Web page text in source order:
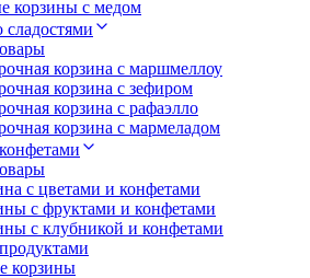
корзины с медом
корзина с маршмеллоу
корзина с зефиром
корзина с рафаэлло
корзина с мармеладом
с цветами и конфетами
с фруктами и конфетами
с клубникой и конфетами
корзины